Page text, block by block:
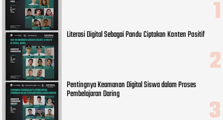
Literasi Digital Sebagai Pandu Ciptakan Konten Positif
Pentingnya Keamanan Digital Siswa dalam Proses
Pembelajaran Daring